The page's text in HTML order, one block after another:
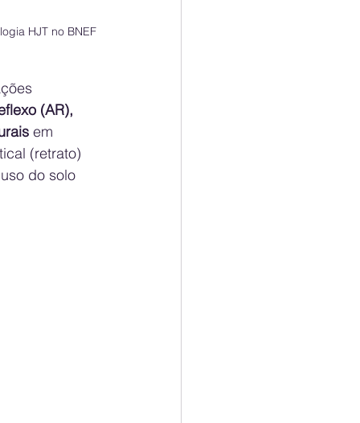
HJT no BNEF
(AR),
em
(retrato)
do solo